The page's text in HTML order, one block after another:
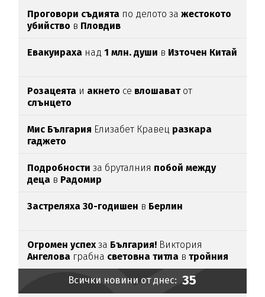
Проговори съдията по делото зажестокото
убийство в Пловдив
Евакуираха над1 млн. души в Източен Китай
Розацеята и акнето се влошават от
слънцето
Мис България Елизабет Кравец разкара
гаджето
Подробностиза бруталния побой между
деца в Радомир
Застреляха 30-годишен в Берлин
Огромен успех за България! Виктория
Ангелова грабна световна титла в тройния
скок
Всички новини от днес: 35